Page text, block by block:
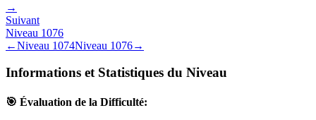
→
Suivant
Niveau 1076
←Niveau 1074Niveau 1076→
Informations et Statistiques du Niveau
🎯 Évaluation de la Difficulté: